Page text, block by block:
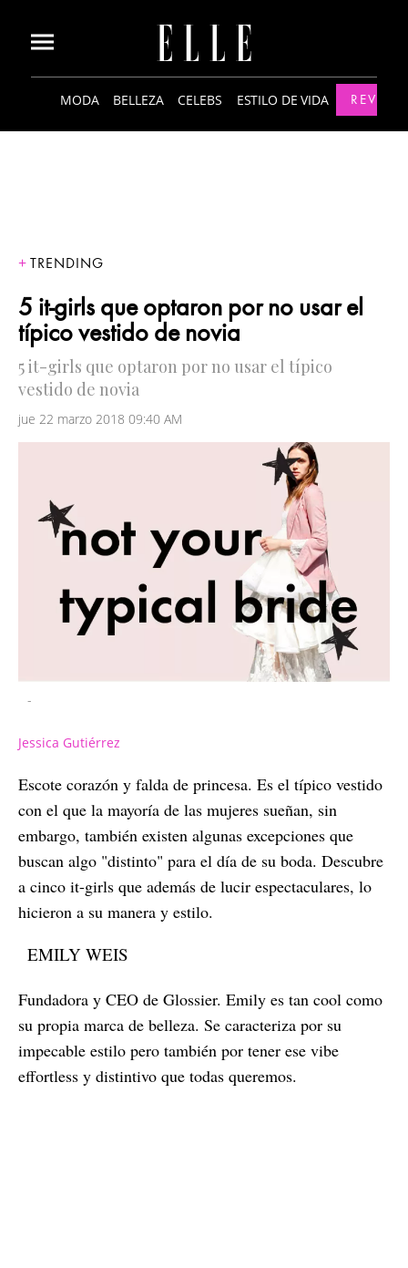
MODA BELLEZA CELEBS ESTILO DE VIDA
TRENDING
5 it-girls que optaron por no usar el
típico vestido de novia
5 it-girls que optaron por no usar el típico
vestido de novia
jue 22 marzo 2018 09:40 AM
-
Jessica Gutiérrez
Escote corazón y falda de princesa. Es el típico vestido
con el que la mayoría de las mujeres sueñan, sin
embargo, también existen algunas excepciones que
buscan algo "distinto" para el día de su boda. Descubre
a cinco it-girls que además de lucir espectaculares, lo
hicieron a su manera y estilo.
EMILY WEIS
Fundadora y CEO de Glossier. Emily es tan cool como
su propia marca de belleza. Se caracteriza por su
impecable estilo pero también por tener ese vibe
effortless y distintivo que todas queremos.